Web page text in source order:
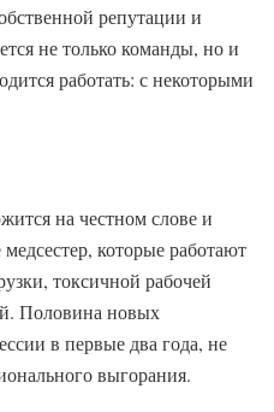
репутации и
не только команды, но и
работать: с некоторыми
на честном слове и
которые работают
токсичной рабочей
Половина новых
в первые два года, не
выгорания.